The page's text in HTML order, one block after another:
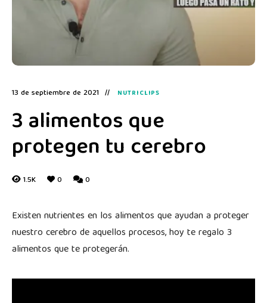
13 de septiembre de 2021 NUTRICLIPS
3 alimentos que
protegen tu cerebro
1.5K 0 0
Existen nutrientes en los alimentos que ayudan a proteger
nuestro cerebro de aquellos procesos, hoy te regalo 3
alimentos que te protegerán.